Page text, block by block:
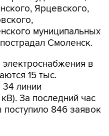
Ярцевского,
муниципальных
Смоленск.
в
15 тыс.
линии
За последний час
846 заявок